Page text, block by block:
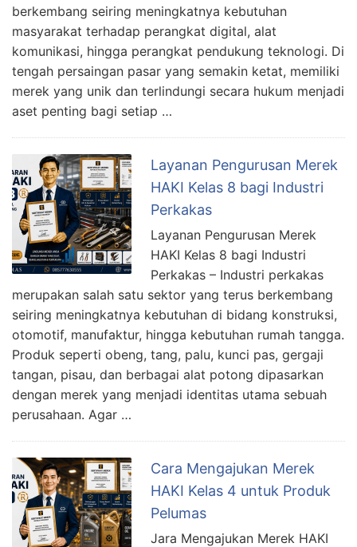
berkembang seiring meningkatnya kebutuhan
masyarakat terhadap perangkat digital, alat
komunikasi, hingga perangkat pendukung teknologi. Di
tengah persaingan pasar yang semakin ketat, memiliki
merek yang unik dan terlindungi secara hukum menjadi
aset penting bagi setiap …
Layanan Pengurusan Merek
HAKI Kelas 8 bagi Industri
Perkakas
Layanan Pengurusan Merek
HAKI Kelas 8 bagi Industri
Perkakas – Industri perkakas
merupakan salah satu sektor yang terus berkembang
seiring meningkatnya kebutuhan di bidang konstruksi,
otomotif, manufaktur, hingga kebutuhan rumah tangga.
Produk seperti obeng, tang, palu, kunci pas, gergaji
tangan, pisau, dan berbagai alat potong dipasarkan
dengan merek yang menjadi identitas utama sebuah
perusahaan. Agar …
Cara Mengajukan Merek
HAKI Kelas 4 untuk Produk
Pelumas
Jara Mengajukan Merek HAKI